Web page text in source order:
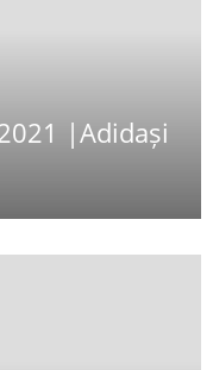
|Adidași